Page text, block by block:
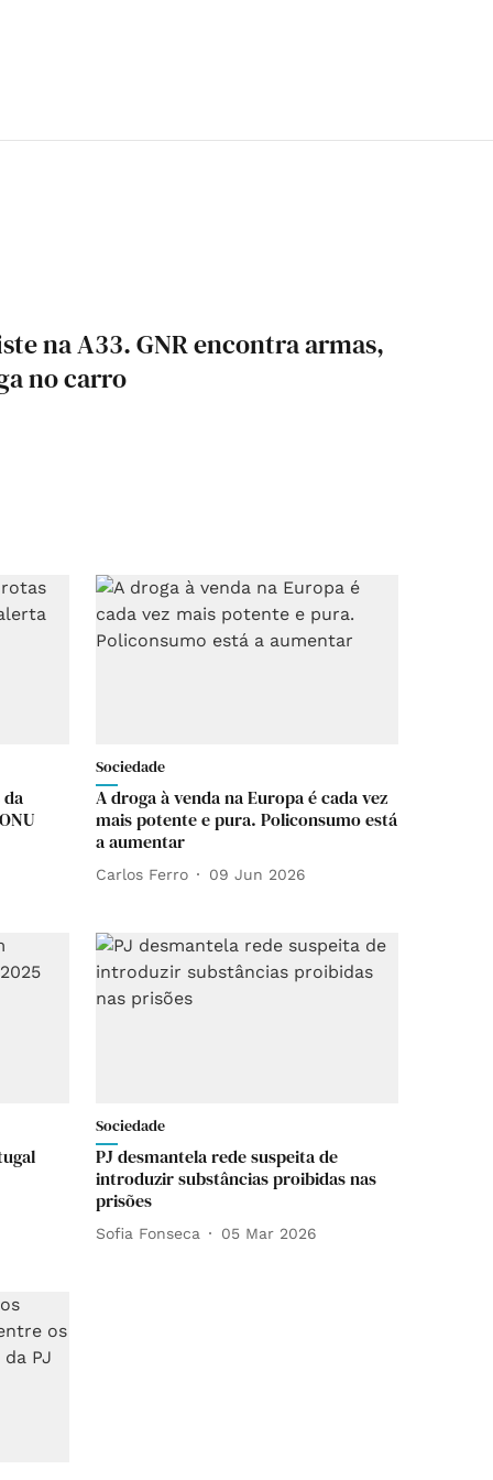
na A33. GNR encontra armas,
no carro
Sociedade
A droga à venda na Europa é cada vez
mais potente e pura. Policonsumo está
a aumentar
Carlos Ferro 09 Jun 2026
Sociedade
PJ desmantela rede suspeita de
introduzir substâncias proibidas nas
prisões
Sofia Fonseca 05 Mar 2026